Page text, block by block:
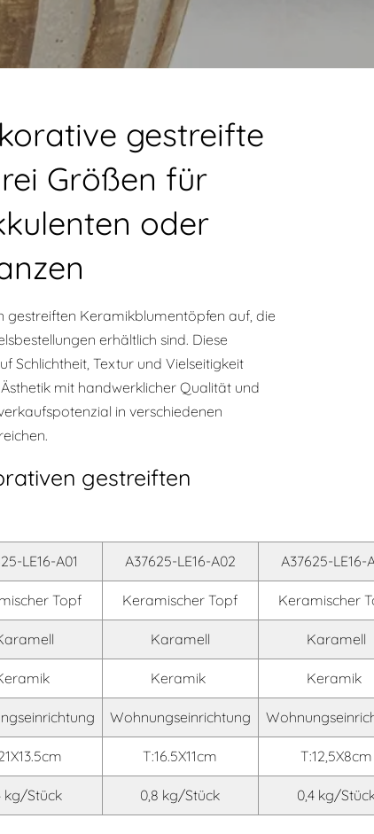
gestreifte
Größen für
oder
gestreiften Keramikblumentöpfen auf, die
erhältlich sind. Diese
Schlichtheit, Textur und Vielseitigkeit
mit handwerklicher Qualität und
in verschiedenen
gestreiften
LE16-A01 A37625-LE16-A02 A37625-LE16-
Topf Keramischer Topf Keramischer
Karamell Karamell
Keramik Keramik
Wohnungseinrichtung
T:16.5X11cm T:12,5X8cm
kg/Stück 0,8 kg/Stück 0,4 kg/